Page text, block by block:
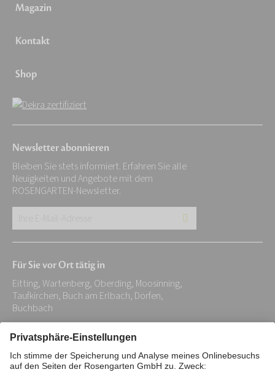
Magazin
Kontakt
Shop
Newsletter abonnieren
Bleiben Sie stets informiert. Erfahren Sie alle
Neuigkeiten und Angebote mit dem
ROSENGARTEN-Newsletter.
E-
Adresse:
*
Für Sie vor Ort tätig in
Eitting, Wartenberg, Oberding, Moosinning,
Taufkirchen, Buch am Erlbach, Dorfen,
Buchbach
Impressum Datenschutz
Stiftung